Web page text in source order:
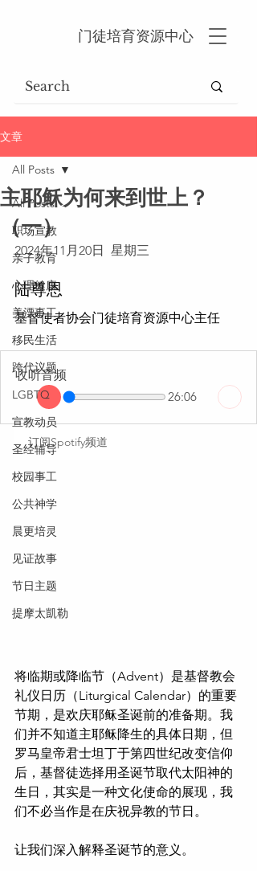
门徒培育资源中心
文章
All Posts
职场宣教
亲子教育
心理健康
美漂事工
移民生活
跨代议题
LGBTQ
宣教动员
圣经辅导
校园事工
公共神学
晨更培灵
见证故事
节日主题
提摩太凱勒
All Posts
主耶稣为何来到世上？
（一）
2024年11月20日  星期三
陆尊恩
基督使者协会门徒培育资源中心主任
收听音频
26:06
订阅Spotify频道
将临期或降临节（Advent）是基督教会
礼仪日历（Liturgical Calendar）的重要
节期，是欢庆耶稣圣诞前的准备期。我
们并不知道主耶稣降生的具体日期，但
罗马皇帝君士坦丁于第四世纪改变信仰
后，基督徒选择用圣诞节取代太阳神的
生日，其实是一种文化使命的展现，我
们不必当作是在庆祝异教的节日。
让我们深入解释圣诞节的意义。